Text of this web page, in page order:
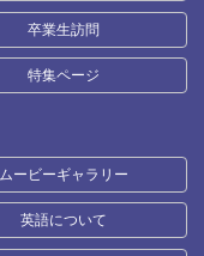
卒業生訪問
特集ページ
ムービーギャラリー
英語について